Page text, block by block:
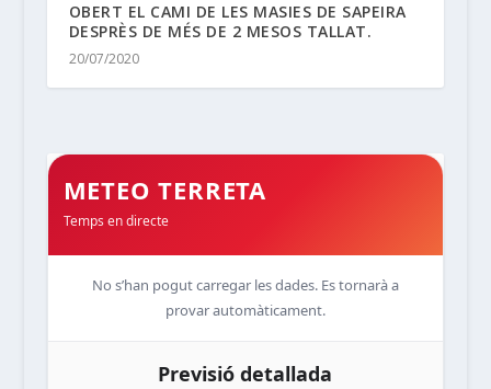
OBERT EL CAMI DE LES MASIES DE SAPEIRA
DESPRÈS DE MÉS DE 2 MESOS TALLAT.
20/07/2020
METEO TERRETA
Temps en directe
No s’han pogut carregar les dades. Es tornarà a
provar automàticament.
Previsió detallada